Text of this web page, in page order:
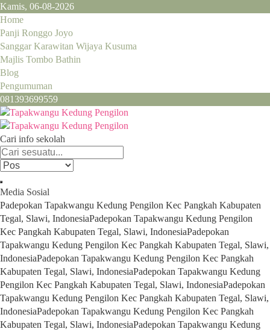
Kamis, 06-08-2026
Home
Panji Ronggo Joyo
Sanggar Karawitan Wijaya Kusuma
Majlis Tombo Bathin
Blog
Pengumuman
081393699559
Cari info sekolah
Media Sosial
Padepokan Tapakwangu Kedung Pengilon Kec Pangkah Kabupaten
Tegal, Slawi, IndonesiaPadepokan Tapakwangu Kedung Pengilon
Kec Pangkah Kabupaten Tegal, Slawi, IndonesiaPadepokan
Tapakwangu Kedung Pengilon Kec Pangkah Kabupaten Tegal, Slawi,
IndonesiaPadepokan Tapakwangu Kedung Pengilon Kec Pangkah
Kabupaten Tegal, Slawi, IndonesiaPadepokan Tapakwangu Kedung
Pengilon Kec Pangkah Kabupaten Tegal, Slawi, IndonesiaPadepokan
Tapakwangu Kedung Pengilon Kec Pangkah Kabupaten Tegal, Slawi,
IndonesiaPadepokan Tapakwangu Kedung Pengilon Kec Pangkah
Kabupaten Tegal, Slawi, IndonesiaPadepokan Tapakwangu Kedung